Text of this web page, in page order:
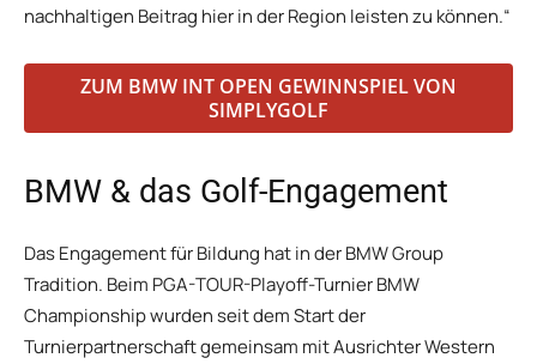
nachhaltigen Beitrag hier in der Region leisten zu können.“
ZUM BMW INT OPEN GEWINNSPIEL VON
SIMPLYGOLF
BMW & das Golf-Engagement
Das Engagement für Bildung hat in der BMW Group
Tradition. Beim PGA-TOUR-Playoff-Turnier BMW
Championship wurden seit dem Start der
Turnierpartnerschaft gemeinsam mit Ausrichter Western